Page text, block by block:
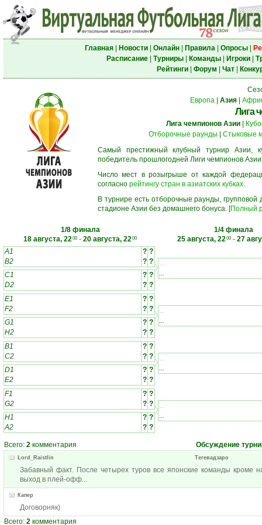
Главная| Новости| Онлайн| Правила| Опросы|
Расписание| Турниры| Команды| Игроки|
Рейтинги| Форум Чат|
Европа
Азия
Лига
Лига чемпионов Азии
Отборочные раунды
Стыковые
Самый престижный клубный турнир Азии,
победитель прошлогодней Лиги чемпионов
Число мест в розыгрыше от каждой
согласно рейтингу стран в азиатских кубках.
В турнире есть отборочные раунды,
стадионе Азии без домашнего бонуса. [Полный
1/8 финала
18 августа, 2200- 20 августа, 2200
1/4 финала
25 августа, 2200- 27
A1
? ?
B2
? ?
C1
? ?
D2
? ?
...
...
E1 ? ?
F2
? ?
G1
? ?
H2
? ?
...
...
B1 ? ?
C2
? ?
D1
? ?
E2
? ?
...
...
F1 ? ?
G2
? ?
H1
? ?
A2
? ?
...
...
Всего: 2 комментария Обсуждение
Lord_Raistlin Тегевадзаро
Забавный факт. После четырех туров все японские команды кроме
выход в плей-офф...
Капер
Договорняк)
Всего: 2 комментария